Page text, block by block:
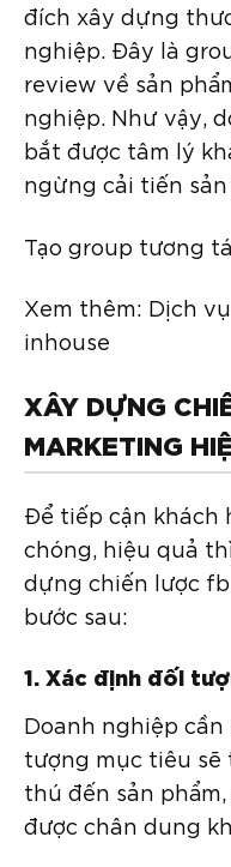
đích xây dựng
nghiệp. Đây là
review về sản
nghiệp. Như vậy,
bắt được tâm lý
ngừng cải tiến
Tạo group tương
Xem thêm: Dịch
inhouse
XÂY DỰNG
MARKETING
Để tiếp cận khách
chóng, hiệu quả
dựng chiến lược
bước sau:
1. Xác định đối
Doanh nghiệp
tượng mục tiêu sẽ
thú đến sản
được chân dung